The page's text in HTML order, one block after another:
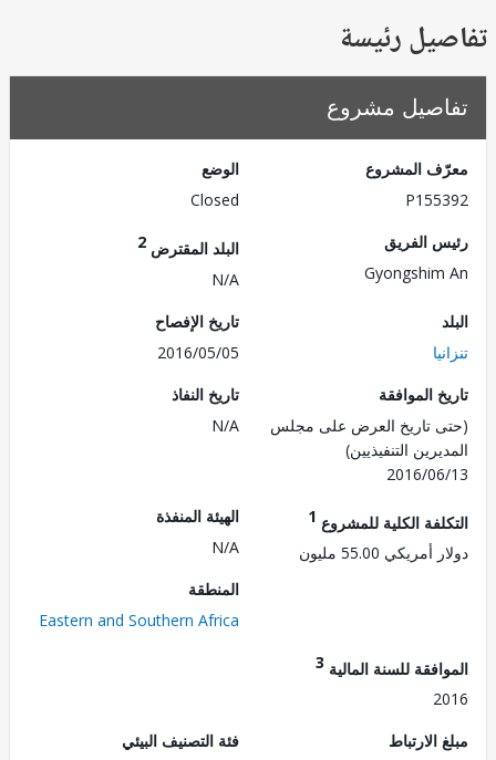
رئيسة
مشروع
المشروع
الفريق
البلد المقترض
تاريخ الإفصاح
2016/05/05
الموافقة
تاريخ العرض على مجلس
التنفيذيين)
2016/
تاريخ النفاذ
N/A
الكلية للمشروع1
55.00 مليون
الهيئة المنفذة
Eastern and Southern Africa
للسنة المالية3
فئة التصنيف البيئي